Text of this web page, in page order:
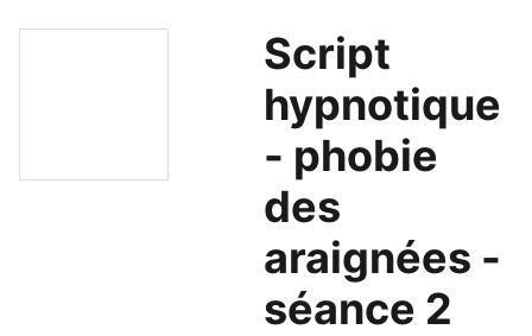
Script
hypnotique
- phobie
des
araignées -
séance 2